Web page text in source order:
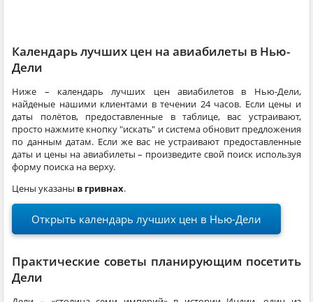
Календарь лучших цен на авиабилеты в Нью-
Дели
Ниже – календарь лучших цен авиабилетов в Нью-Дели,
найденые нашими клиентами в течении 24 часов. Если цены и
даты полётов, предоставленные в таблице, вас устраивают,
просто нажмите кнопку "искать" и система обновит предложения
по данным датам. Если же вас не устраивают предоставленные
даты и цены на авиабилеты – произведите свой поиск используя
форму поиска на верху.
Цены указаны в гривнах.
Открыть календарь лучших цен в Нью-Дели
Практические советы планирующим посетить
Дели